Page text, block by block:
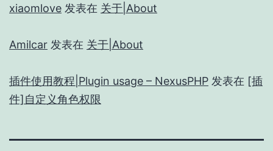
xiaomlove 发表在 关于|About
Amilcar 发表在 关于|About
插件使用教程|Plugin usage – NexusPHP 发表在 [插
件]自定义角色权限